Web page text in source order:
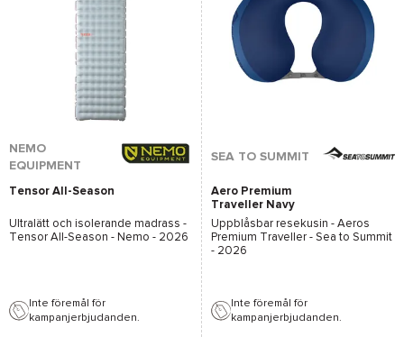
NEMO
EQUIPMENT
Tensor All-Season
Ultralätt och isolerande madrass -
Tensor All-Season - Nemo - 2026
Inte föremål för
kampanjerbjudanden.
SEA TO SUMMIT
Aero Premium
Traveller Navy
Uppblåsbar resekusin - Aeros
Premium Traveller - Sea to Summit
- 2026
Inte föremål för
kampanjerbjudanden.